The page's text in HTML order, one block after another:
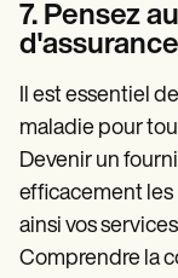
7. Pensez
Il est essentiel
maladie pour
Devenir un
efficacement les
ainsi vos
Comprendre la